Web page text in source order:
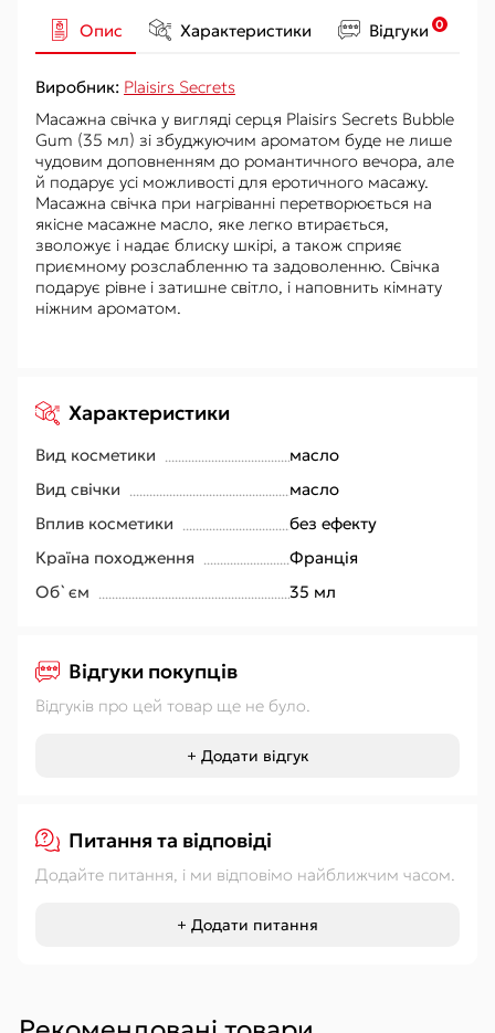
Опис Характеристики Відгуки 0
Виробник: Plaisirs Secrets
Масажна свічка у вигляді серця Plaisirs Secrets Bubble
Gum (35 мл) зі збуджуючим ароматом буде не лише
чудовим доповненням до романтичного вечора, але
й подарує усі можливості для еротичного масажу.
Масажна свічка при нагріванні перетворюється на
якісне масажне масло, яке легко втирається,
зволожує і надає блиску шкірі, а також сприяє
приємному розслабленню та задоволенню. Свічка
подарує рівне і затишне світло, і наповнить кімнату
ніжним ароматом.
Характеристики
Вид косметики
масло
Вид свічки
масло
Вплив косметики
без ефекту
Країна походження
Франція
Об`єм
35 мл
Відгуки покупців
Відгуків про цей товар ще не було.
+ Додати відгук
Питання та відповіді
Додайте питання, і ми відповімо найближчим часом.
+ Додати питання